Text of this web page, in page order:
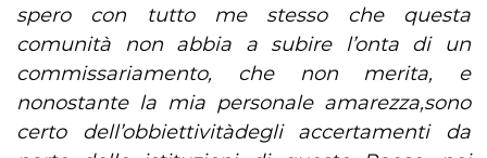
spero con tutto me stesso che questa
comunità non abbia a subire l’onta di un
commissariamento, che non merita, e
nonostante la mia personale amarezza,sono
certo dell’obbiettivitàdegli accertamenti da